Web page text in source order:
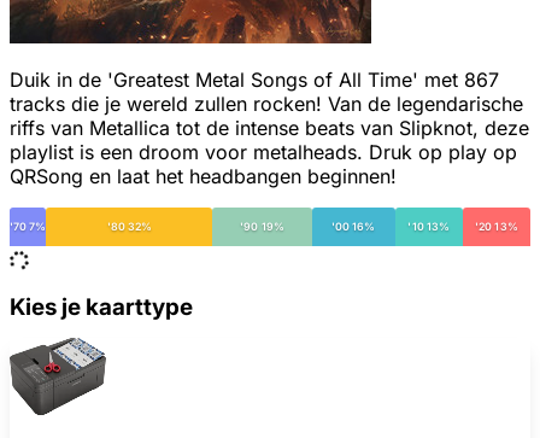
Duik in de 'Greatest Metal Songs of All Time' met 867
tracks die je wereld zullen rocken! Van de legendarische
riffs van Metallica tot de intense beats van Slipknot, deze
playlist is een droom voor metalheads. Druk op play op
QRSong en laat het headbangen beginnen!
'70 7% '80 32% '90 19% '00 16% '10 13% '20 13%
Kies je kaarttype